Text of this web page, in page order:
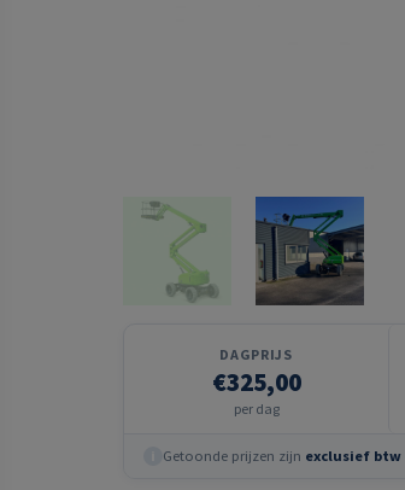
DAGPRIJS
€325,00
per dag
Getoonde prijzen zijn exclusief btw